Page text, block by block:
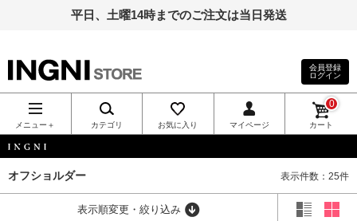
平日、土曜14時までのご注文は当日発送
INGNI（イン
グ）公式通
販｜INGNI
STORE
会員登録
ログイン
メニュー＋ カテゴリ お気に入り マイページ カート
0
オフショルダー 表示件数：25件
表示順変更・絞り込み